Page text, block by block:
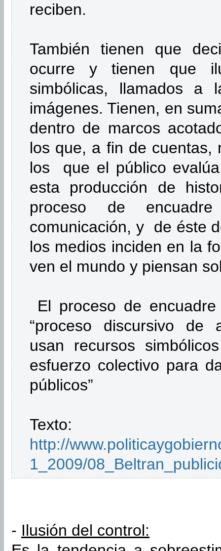
reciben.
También tienen que
ocurre y tienen que
simbólicas, llamados a
imágenes. Tienen, en
dentro de marcos
los que, a fin de cuentas,
los que el público
esta producción de
proceso de
comunicación, y de éste
los medios inciden en la
ven el mundo y piensan
El proceso de
“proceso discursivo de
usan recursos
esfuerzo colectivo para
públicos”
Texto:
http://
1_2009/
- Ilusión del control: